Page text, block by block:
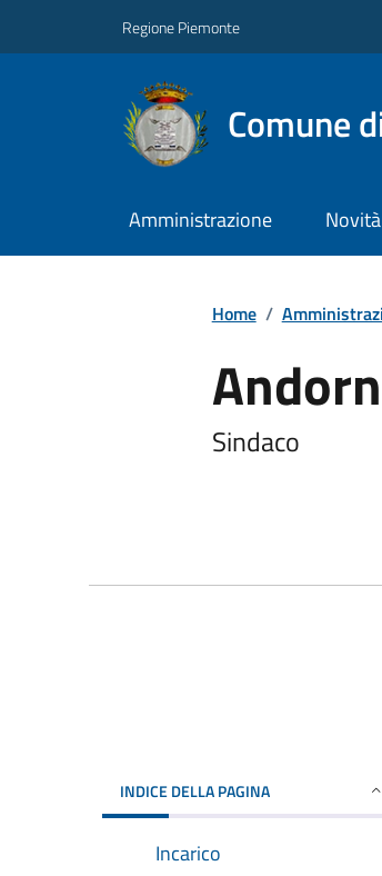
Regione Piemonte
Comune
Amministrazione Novità
Home /
Sindaco
INDICE DELLA PAGINA
Incarico